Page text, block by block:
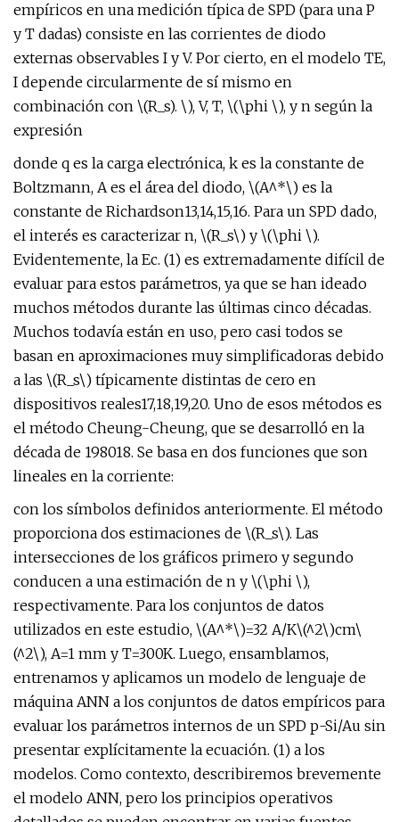
empíricos en una medición típica de SPD (para una P
y T dadas) consiste en las corrientes de diodo
externas observables I y V. Por cierto, en el modelo TE,
I depende circularmente de sí mismo en
combinación con \(R_s). \), V, T, \(\phi \), y n según la
expresión
donde q es la carga electrónica, k es la constante de
Boltzmann, A es el área del diodo, \(A^*\) es la
constante de Richardson13,14,15,16. Para un SPD dado,
el interés es caracterizar n, \(R_s\) y \(\phi \).
Evidentemente, la Ec. (1) es extremadamente difícil de
evaluar para estos parámetros, ya que se han ideado
muchos métodos durante las últimas cinco décadas.
Muchos todavía están en uso, pero casi todos se
basan en aproximaciones muy simplificadoras debido
a las \(R_s\) típicamente distintas de cero en
dispositivos reales17,18,19,20. Uno de esos métodos es
el método Cheung-Cheung, que se desarrolló en la
década de 198018. Se basa en dos funciones que son
lineales en la corriente:
con los símbolos definidos anteriormente. El método
proporciona dos estimaciones de \(R_s\). Las
intersecciones de los gráficos primero y segundo
conducen a una estimación de n y \(\phi \),
respectivamente. Para los conjuntos de datos
utilizados en este estudio, \(A^*\)=32 A/K\(^2\)cm\
(^2\), A=1 mm y T=300K. Luego, ensamblamos,
entrenamos y aplicamos un modelo de lenguaje de
máquina ANN a los conjuntos de datos empíricos para
evaluar los parámetros internos de un SPD p-Si/Au sin
presentar explícitamente la ecuación. (1) a los
modelos. Como contexto, describiremos brevemente
el modelo ANN, pero los principios operativos